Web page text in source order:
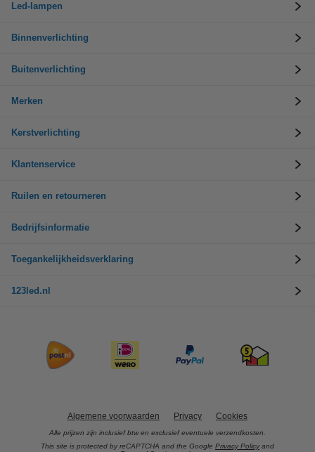
Led-lampen
Binnenverlichting
Buitenverlichting
Merken
Kerstverlichting
Klantenservice
Ruilen en retourneren
Bedrijfsinformatie
Toegankelijkheidsverklaring
123led.nl
Algemene voorwaarden Privacy Cookies
Alle prijzen zijn inclusief btw en exclusief eventuele verzendkosten.
This site is protected by reCAPTCHA and the Google Privacy Policy and